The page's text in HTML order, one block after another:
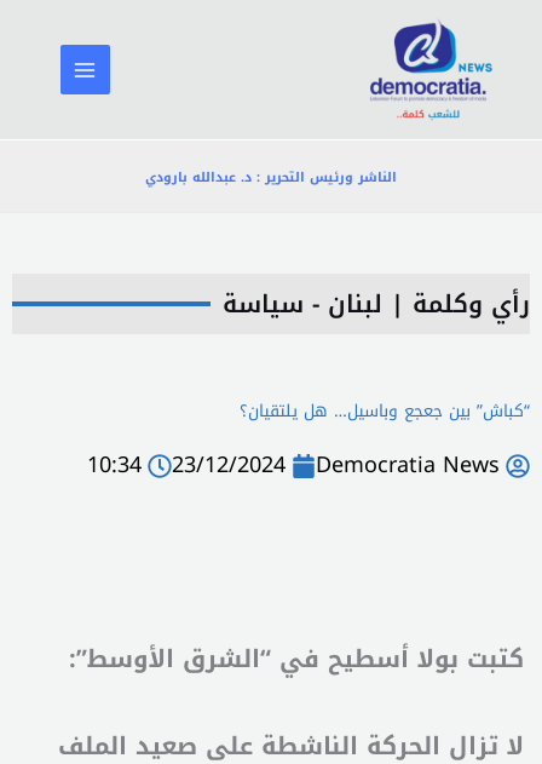
المحتوى
الناشر ورئيس التحرير : د. عبدالله بارودي
رأي وكلمة | لبنان - سياسة
“كباش” بين جعجع وباسيل… هل يلتقيان؟
Democratia News
23/12/2024
10:34
كتبت بولا أسطيح في “الشرق الأوسط”:
لا تزال الحركة الناشطة على صعيد الملف